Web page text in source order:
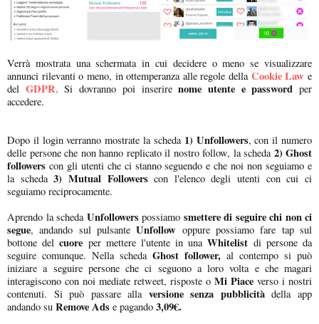
Verrà mostrata una schermata in cui decidere o meno se visualizzare
annunci rilevanti o meno, in ottemperanza alle regole della Cookie Law e
del GDPR. Si dovranno poi inserirenome utente e password per
accedere.
Dopo il login verranno mostrate la scheda 1) Unfollowers, con il numero
delle persone che non hanno replicato il nostro follow, la scheda 2) Ghost
followers con gli utenti che ci stanno seguendo e che noi non seguiamo e
la scheda3) Mutual Followerscon l'elenco degli utenti con cui ci
seguiamo reciprocamente.
Aprendo la scheda Unfollowerspossiamo smettere di seguire chi non ci
segue, andando sul pulsanteUnfollow oppure possiamo fare tap sul
bottone del cuore per mettere l'utente in unaWhitelist di persone da
seguire comunque. Nella schedaGhost follower, al contempo si può
iniziare a seguire persone che ci seguono a loro volta e che magari
interagiscono con noi mediate retweet, risposte o Mi Piace verso i nostri
contenuti. Si può passare alla versione senza pubblicitàdella app
andando su Remove Ads e pagando 3,09€.